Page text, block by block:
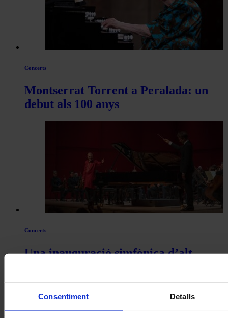
Consentiment Detalls
Concerts
Montserrat Torrent a Peralada: un
debut als 100 anys
Concerts
Una inauguració simfònica d’alt
Coneix la nostra publicació
I gaudeix a més dels següents descomptes: